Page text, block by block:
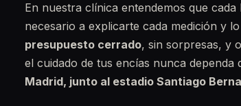
En nuestra clínica entendemos que
necesario a explicarte cada medición y
presupuesto cerrado, sin sorpresas, y
el cuidado de tus encías nunca
Madrid, junto al estadio Santiago